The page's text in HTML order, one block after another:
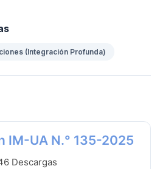
(Integración Profunda)
IM-UA N.° 135-2025
Descargas